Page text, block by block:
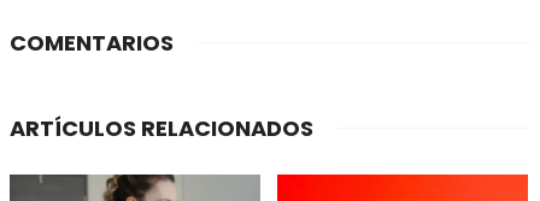
COMENTARIOS
ARTÍCULOS RELACIONADOS